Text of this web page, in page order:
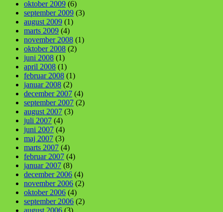
oktober 2009 (6)
september 2009 (3)
august 2009 (1)
marts 2009 (4)
november 2008 (1)
oktober 2008 (2)
juni 2008 (1)
april 2008 (1)
februar 2008 (1)
januar 2008 (2)
december 2007 (4)
september 2007 (2)
august 2007 (3)
juli 2007 (4)
juni 2007 (4)
maj 2007 (3)
marts 2007 (4)
februar 2007 (4)
januar 2007 (8)
december 2006 (4)
november 2006 (2)
oktober 2006 (4)
september 2006 (2)